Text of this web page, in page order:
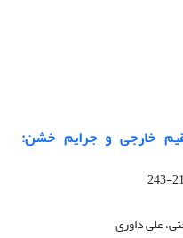
خارجی و جرایم خشن:
علی داوری